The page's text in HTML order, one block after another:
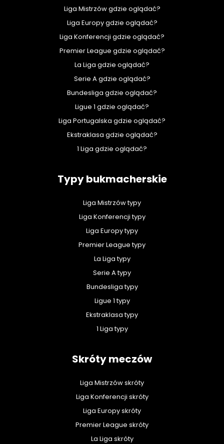
Liga Mistrzów gdzie oglądać?
Liga Europy gdzie oglądać?
Liga Konferencji gdzie oglądać?
Premier League gdzie oglądać?
La Liga gdzie oglądać?
Serie A gdzie oglądać?
Bundesliga gdzie oglądać?
Ligue 1 gdzie oglądać?
Liga Portugalska gdzie oglądać?
Ekstraklasa gdzie oglądać?
1 Liga gdzie oglądać?
Typy bukmacherskie
Liga Mistrzów typy
Liga Konferencji typy
Liga Europy typy
Premier League typy
La Liga typy
Serie A typy
Bundesliga typy
Ligue 1 typy
Ekstraklasa typy
1 Liga typy
Skróty meczów
Liga Mistrzów skróty
Liga Konferencji skróty
Liga Europy skróty
Premier League skróty
La Liga skróty